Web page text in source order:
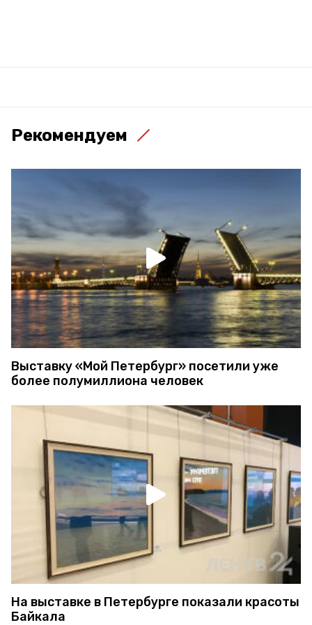
Рекомендуем
Выставку «Мой Петербург» посетили уже
более полумиллиона человек
На выставке в Петербурге показали красоты
Байкала